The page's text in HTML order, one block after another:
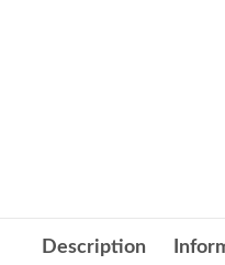
Description